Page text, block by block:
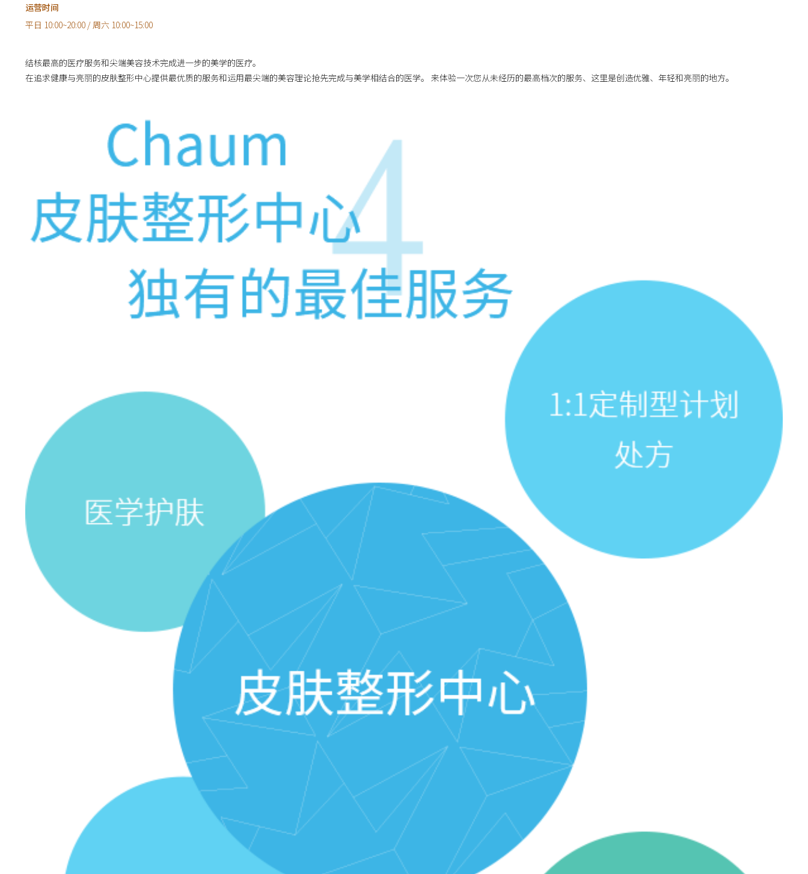
运营时间
平日 10:00~20:00 / 周六 10:00~15:00
结核最高的医疗服务和尖端美容技术完成进一步的美学的医疗。
在追求健康与亮丽的皮肤整形中心提供最优质的服务和运用最尖端的美容理论抢先完成与美学相结合的医学。 来体验一次您从未经历的最高档次的服务、这里是创造优雅、年轻和亮丽的地方。